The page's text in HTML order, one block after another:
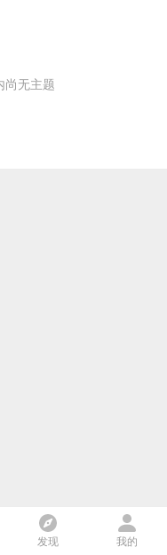
尚无主题
发现 我的